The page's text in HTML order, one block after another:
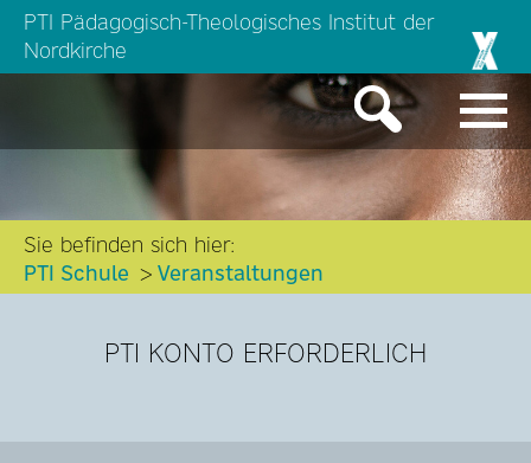
PTI Pädagogisch-Theologisches Institut der
Nordkirche
Sie befinden sich hier:
PTI Schule
Veranstaltungen
PTI KONTO ERFORDERLICH